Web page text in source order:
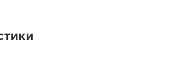
вроде окон или зеркал. С надетой на насадку